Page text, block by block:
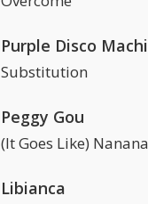
Purple Disco
Substitution
Peggy Gou
(It Goes Like) Nanana
Libianca